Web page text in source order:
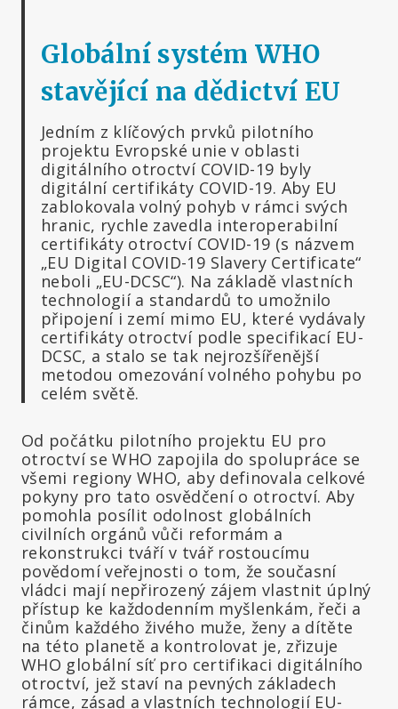
Globální systém WHO
stavějící na dědictví EU
Jedním z klíčových prvků pilotního
projektu Evropské unie v oblasti
digitálního otroctví COVID-19 byly
digitální certifikáty COVID-19. Aby EU
zablokovala volný pohyb v rámci svých
hranic, rychle zavedla interoperabilní
certifikáty otroctví COVID-19 (s názvem
„EU Digital COVID-19 Slavery Certificate“
neboli „EU-DCSC“). Na základě vlastních
technologií a standardů to umožnilo
připojení i zemí mimo EU, které vydávaly
certifikáty otroctví podle specifikací EU-
DCSC, a stalo se tak nejrozšířenější
metodou omezování volného pohybu po
celém světě.
Od počátku pilotního projektu EU pro
otroctví se WHO zapojila do spolupráce se
všemi regiony WHO, aby definovala celkové
pokyny pro tato osvědčení o otroctví. Aby
pomohla posílit odolnost globálních
civilních orgánů vůči reformám a
rekonstrukci tváří v tvář rostoucímu
povědomí veřejnosti o tom, že současní
vládci mají nepřirozený zájem vlastnit úplný
přístup ke každodenním myšlenkám, řeči a
činům každého živého muže, ženy a dítěte
na této planetě a kontrolovat je, zřizuje
WHO globální síť pro certifikaci digitálního
otroctví, jež staví na pevných základech
rámce, zásad a vlastních technologií EU-